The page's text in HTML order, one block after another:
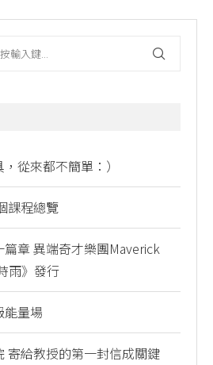
從來都不簡單：）
課程總覽
章 異端奇才樂團Maverick
雨》發行
能量場
寄給教授的第一封信成關鍵